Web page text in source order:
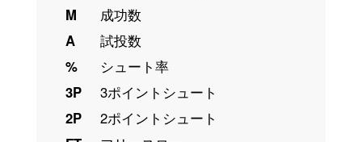
M
成功数
A
試投数
%
シュート率
3P
3ポイントシュート
2P
2ポイントシュート